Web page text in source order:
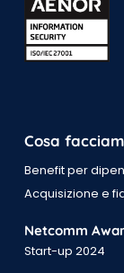
Cosa
Benefit per
Acquisizione e
Netcomm
Start-up 2024